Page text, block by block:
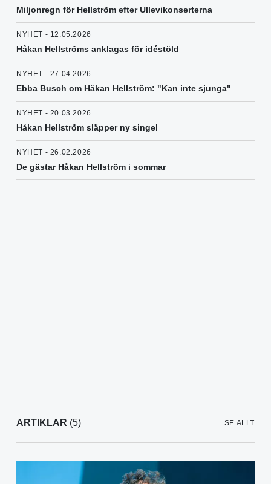
Miljonregn för Hellström efter Ullevikonserterna
NYHET - 12.05.2026
Håkan Hellströms anklagas för idéstöld
NYHET - 27.04.2026
Ebba Busch om Håkan Hellström: "Kan inte sjunga"
NYHET - 20.03.2026
Håkan Hellström släpper ny singel
NYHET - 26.02.2026
De gästar Håkan Hellström i sommar
ARTIKLAR (5) SE ALLT